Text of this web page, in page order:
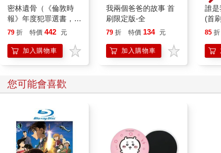
密林遺骨（《倫敦時
報》年度犯罪選書，澳
洲懸疑推理天王克里
精采續作！）
79 折 特價 442 元
加入購物車
我兩個爸爸的故事 首
刷限定版-全
79 折 特價 134 元
加入購物車
誰
(首
85 折
您可能會喜歡